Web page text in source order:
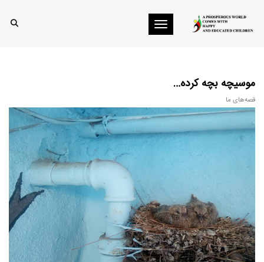
Toggle navigation
موسیچه بچه کرده…
قصه‌های ما